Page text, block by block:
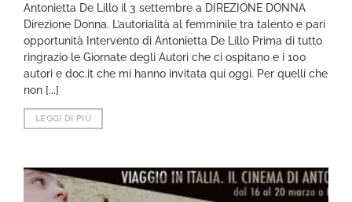
Antonietta De Lillo il 3 settembre a DIREZIONE DONNA
Direzione Donna. L’autorialità al femminile tra talento e pari
opportunità Intervento di Antonietta De Lillo Prima di tutto
ringrazio le Giornate degli Autori che ci ospitano e i 100
autori e doc.it che mi hanno invitata qui oggi. Per quelli che
non [...]
LEGGI DI PIÙ